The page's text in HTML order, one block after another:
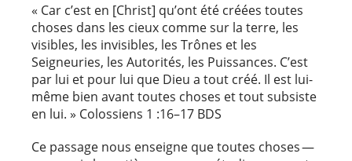
« Car c’est en [Christ] qu’ont été créées toutes
choses dans les cieux comme sur la terre, les
visibles, les invisibles, les Trônes et les
Seigneuries, les Autorités, les Puissances. C’est
par lui et pour lui que Dieu a tout créé. Il est lui-
même bien avant toutes choses et tout subsiste
en lui. » Colossiens 1 :16–17 BDS
Ce passage nous enseigne que toutes choses —